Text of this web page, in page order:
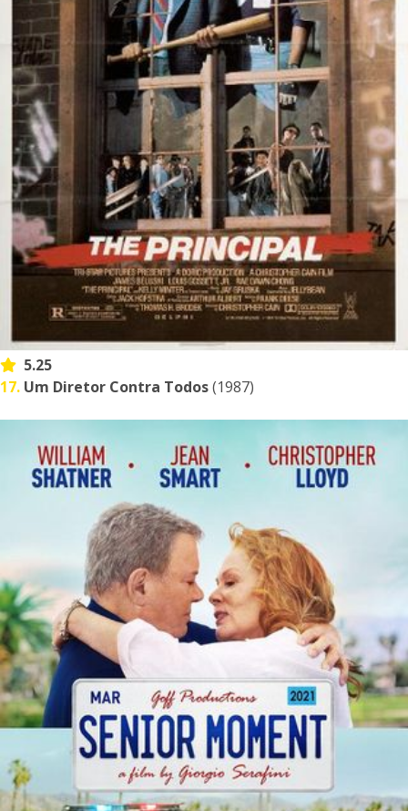
5.25
17. Um Diretor Contra Todos(1987)